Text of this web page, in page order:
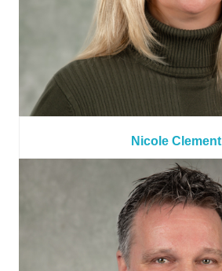
Nicole Clement